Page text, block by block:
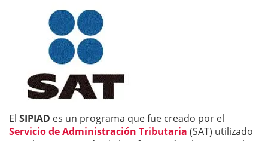
El SIPIAD es un programa que fue creado por el
Servicio de Administración Tributaria (SAT) utilizado